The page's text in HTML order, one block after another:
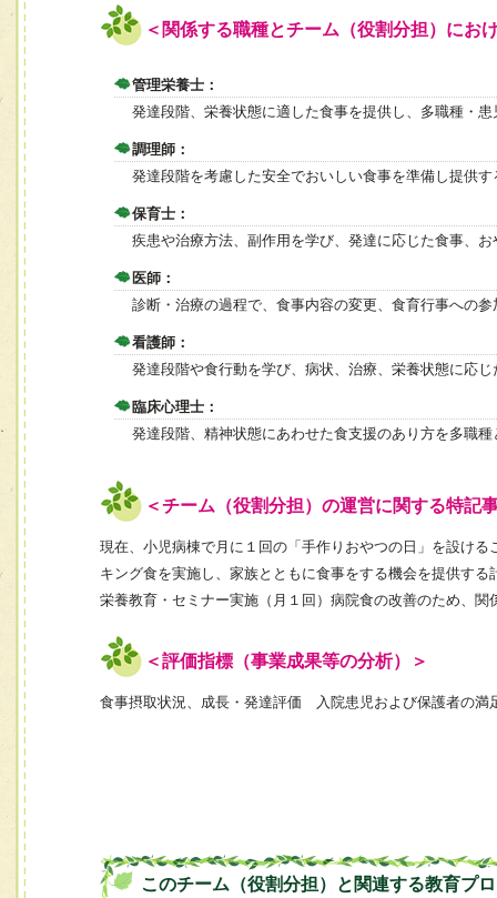
＜関係する職種とチーム（役割分担）にお
管理栄養士：
発達段階、栄養状態に適した食事を提供し、多職種・
調理師：
発達段階を考慮した安全でおいしい食事を準備し提供す
保育士：
疾患や治療方法、副作用を学び、発達に応じた食事、
医師：
診断・治療の過程で、食事内容の変更、食育行事への
看護師：
発達段階や食行動を学び、病状、治療、栄養状態に応
臨床心理士：
発達段階、精神状態にあわせた食支援のあり方を多職
＜チーム（役割分担）の運営に関する特記
現在、小児病棟で月に１回の「手作りおやつの日」を設け
キング食を実施し、家族とともに食事をする機会を提供する
栄養教育・セミナー実施（月１回）病院食の改善のため、
＜評価指標（事業成果等の分析）＞
食事摂取状況、成長・発達評価 入院患児および保護者の満
このチーム（役割分担）と関連する教育プ